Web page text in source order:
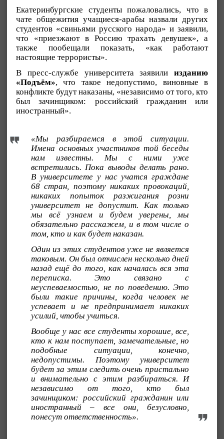
Екатеринбургские студенты пожаловались, что в
чате общежития учащиеся-арабы назвали других
студентов «свиньями русского народа» и заявили,
что «приезжают в Россию трахать девушек», а
также пообещали показать, «как работают
настоящие террористы».
В пресс-службе университета заявили изданию
«Подъём», что такое недопустимо, виновные в
конфликте будут наказаны, «независимо от того, кто
был зачинщиком: российский гражданин или
иностранный».
«Мы разбираемся в этой ситуации.
Имена основных участников той беседы
нам известны. Мы с ними уже
встретились. Пока выводы делать рано.
В университете у нас учатся граждане
68 стран, поэтому никаких провокаций,
никаких попыток разжигания розни
университет не допустит. Как только
мы всё узнаем и будем уверены, мы
обязательно расскажем, и в том числе о
том, кто и как будет наказан.
Один из этих студентов уже не является
таковым. Он был отчислен несколько дней
назад ещё до того, как началась вся эта
переписка. Это связано с
неуспеваемостью, не по поведению. Это
были такие причины, когда человек не
успевает и не предпринимает никаких
усилий, чтобы учиться.
Вообще у нас все студенты хорошие, все,
кто к нам поступает, замечательные, но
подобные ситуации, конечно,
недопустимы. Поэтому университет
будет за этим следить очень пристально
и внимательно с этим разбираться. И
независимо от того, кто был
зачинщиком: российский гражданин или
иностранный – все они, безусловно,
понесут ответственность».